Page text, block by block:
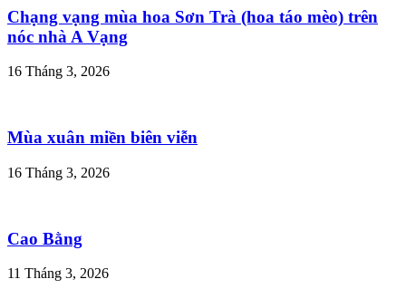
Chạng vạng mùa hoa Sơn Trà (hoa táo mèo) trên
nóc nhà A Vạng
16 Tháng 3, 2026
Mùa xuân miền biên viễn
16 Tháng 3, 2026
Cao Bằng
11 Tháng 3, 2026